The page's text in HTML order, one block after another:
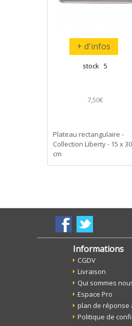
+ d'infos
stock 5
7,50€
Plateau rectangulaire -
Collection Liberty - 15 x 30
cm
Informations
CGDV
Livraison
Qui sommes
Espace Pro
plan de réponse
Politique de